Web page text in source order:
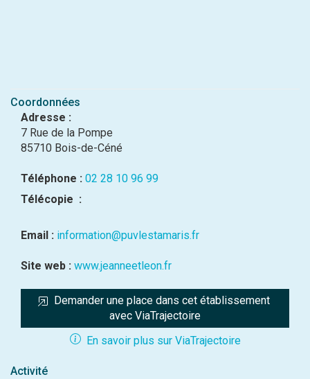
Coordonnées
Adresse :
7 Rue de la Pompe
85710 Bois-de-Céné
Téléphone : 02 28 10 96 99
Télécopie :
Email : information@puvlestamaris.fr
Site web : www.jeanneetleon.fr
Demander une place dans cet établissement
avec ViaTrajectoire
En savoir plus sur ViaTrajectoire
Activité